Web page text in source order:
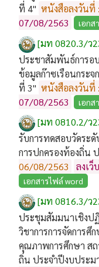
ที่ 4" หนังสือลงวันที่
07/08/2563
เอกส
[มท 0820.3/ว
ประชาสัมพันธ์การอ
ข้อมูลก๊าซเรือนกระ
ที่ 3" หนังสือลงวันที่
07/08/2563
เอกส
[มท 0810.2/ว
รับการทดสอบวัดระ
การปกครองท้องถิ่น
06/08/2563
ลงเ
เอกสารไฟล์ word
[มท 0816.3/ว
ประชุมสัมมนาเชิงป
วิชาการการจัดการศึ
คุณภาพการศึกษา สถ
ถิ่น ประจำปีงบประม